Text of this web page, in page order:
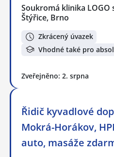
Soukromá klinika LOGO
Štýřice, Brno
Zkrácený úvazek
Vhodné také pro
Zveřejněno: 2. srpna
Řidič kyvadlové
Mokrá-Horákov,
auto, masáže